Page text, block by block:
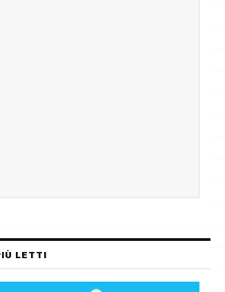
LETTI